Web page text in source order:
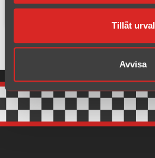
Tillåt urval
Avvisa
Svetsböj 114.3 90° Rostfritt